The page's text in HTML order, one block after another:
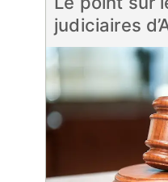
judiciaires